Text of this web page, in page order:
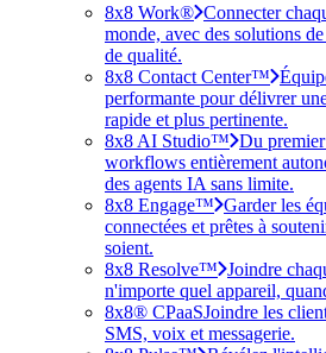
8x8 Work® Connecter
monde, avec des solutions
de qualité.
8x8 Contact Center™
performante pour délivrer
rapide et plus pertinente.
8x8 AI Studio™ Du
workflows entièrement
des agents IA sans limite.
8x8 Engage™ Garder les
connectées et prêtes à
soient.
8x8 Resolve™ Joindre
n'importe quel appareil,
8x8® CPaaSJoindre les
SMS, voix et messagerie.